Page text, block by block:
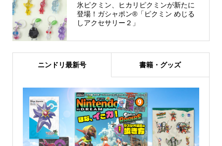
氷ピクミン、ヒカリピクミンが新たに
登場！ガシャポン®「ピクミン めじる
しアクセサリー２」
ニンドリ最新号 書籍・グッズ